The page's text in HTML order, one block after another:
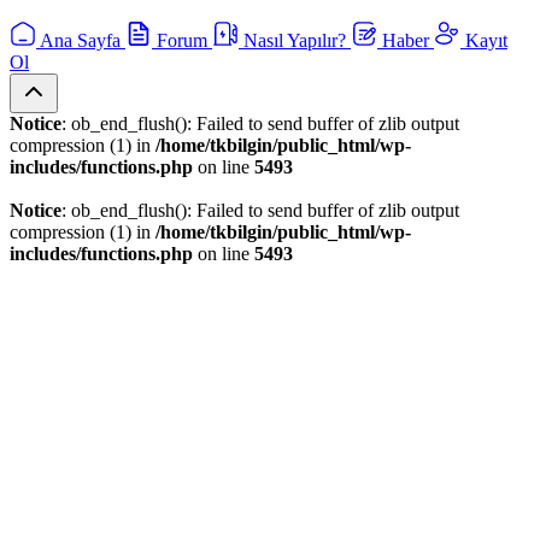
Ana Sayfa Forum Nasıl Yapılır? Haber
Kayıt
Ol
Notice: ob_end_flush(): Failed to send buffer of zlib output
compression (1) in /home/tkbilgin/public_html/wp-
includes/functions.php on line 5493
Notice: ob_end_flush(): Failed to send buffer of zlib output
compression (1) in /home/tkbilgin/public_html/wp-
includes/functions.php on line 5493